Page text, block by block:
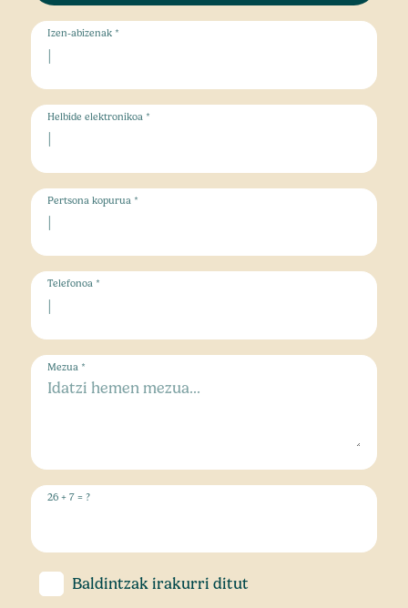
Izen-abizenak *
Helbide elektronikoa *
Pertsona kopurua *
Telefonoa *
Mezua *
26 + 7 = ?
Baldintzak irakurri ditut